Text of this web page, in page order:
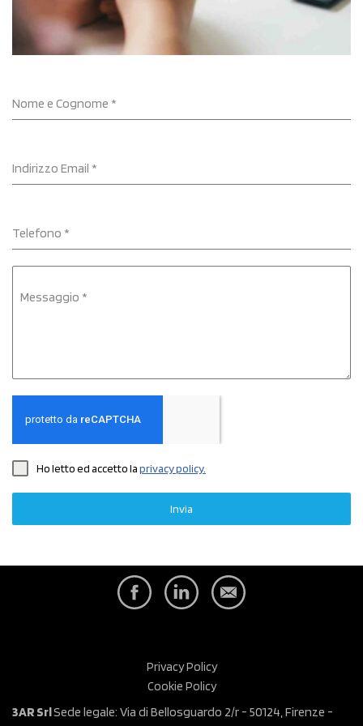
Nome e Cognome *
Indirizzo Email *
Telefono *
Messaggio *
Ho letto ed accetto laprivacy policy.
Invia
Privacy Policy
Cookie Policy
3AR SrlSede legale: Via di Bellosguardo 2/r - 50124, Firenze -